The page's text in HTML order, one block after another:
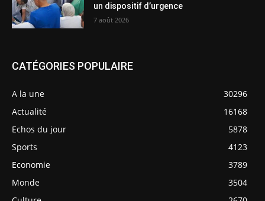
un dispositif d’urgence
7 août 2026
CATÉGORIES POPULAIRE
A la une
30296
Actualité
16168
Echos du jour
5878
Sports
4123
Economie
3789
Monde
3504